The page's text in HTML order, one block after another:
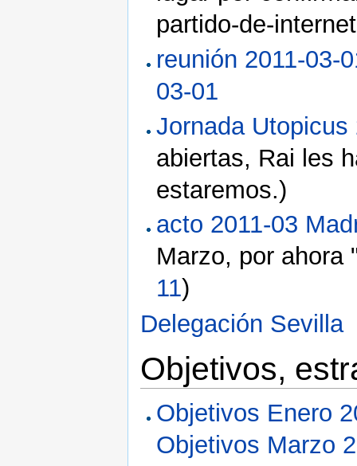
partido-de-
reunión 2011-03-
03-01
Jornada Utopicus
abiertas, Rai les
estaremos.)
acto 2011-03
Marzo, por ahora
11)
Delegación Sevilla
Objetivos,
Objetivos Enero
Objetivos Marzo